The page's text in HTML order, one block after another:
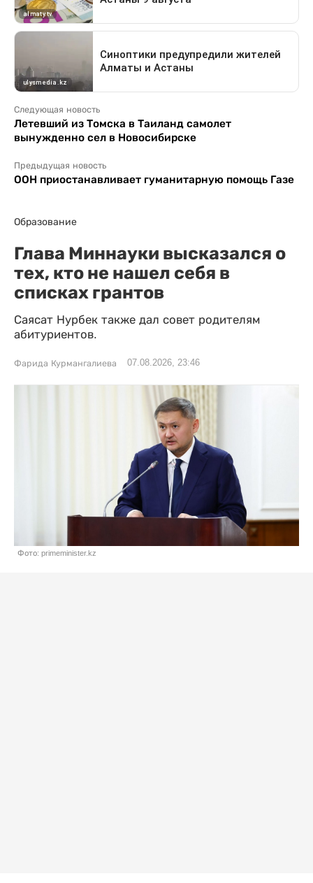
Следующая новость
Летевший из Томска в Таиланд самолет
вынужденно сел в Новосибирске
Предыдущая новость
ООН приостанавливает гуманитарную помощь Газе
Образование
Глава Миннауки высказался о
тех, кто не нашел себя в
списках грантов
Саясат Нурбек также дал совет родителям
абитуриентов.
Фарида Курмангалиева 07.08.2026, 23:46
Фото: primeminister.kz